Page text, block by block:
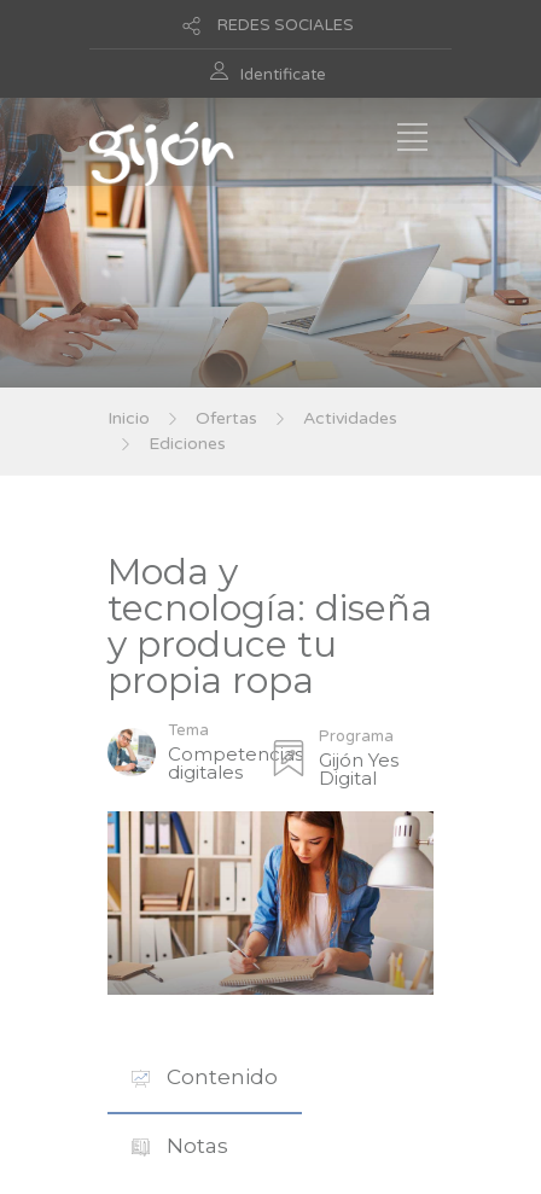
REDES SOCIALES
Identificate
Inicio Ofertas
Actividades
Ediciones
Moda y
tecnología: diseña
y produce tu
propia ropa
Tema
Competencias
digitales
Programa
Gijón Yes
Digital
Contenido
Notas